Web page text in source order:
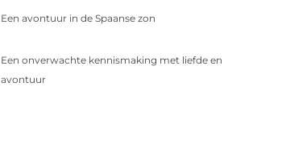
Een avontuur in de Spaanse zon
Een onverwachte kennismaking met liefde en
avontuur